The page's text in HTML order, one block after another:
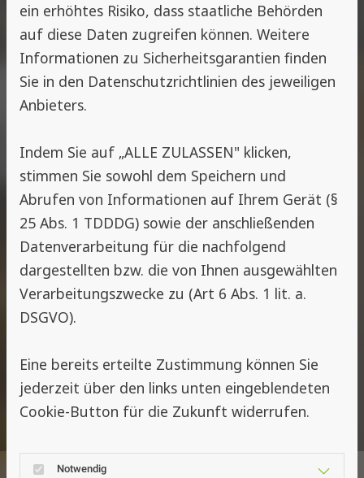
ein erhöhtes Risiko, dass staatliche Behörden
auf diese Daten zugreifen können. Weitere
Informationen zu Sicherheitsgarantien finden
Sie in den Datenschutzrichtlinien des jeweiligen
Anbieters.
Indem Sie auf „ALLE ZULASSEN" klicken,
stimmen Sie sowohl dem Speichern und
Abrufen von Informationen auf Ihrem Gerät (§
25 Abs. 1 TDDDG) sowie der anschließenden
Datenverarbeitung für die nachfolgend
dargestellten bzw. die von Ihnen ausgewählten
Verarbeitungszwecke zu (Art 6 Abs. 1 lit. a.
DSGVO).
Eine bereits erteilte Zustimmung können Sie
jederzeit über den links unten eingeblendeten
Cookie-Button für die Zukunft widerrufen.
Notwendig